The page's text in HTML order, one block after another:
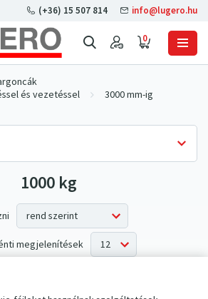
0
(+36) 15 507 814 info@lugero.hu
és vezetéssel
3000 mm-ig
állása
1000 kg
megjelenítések